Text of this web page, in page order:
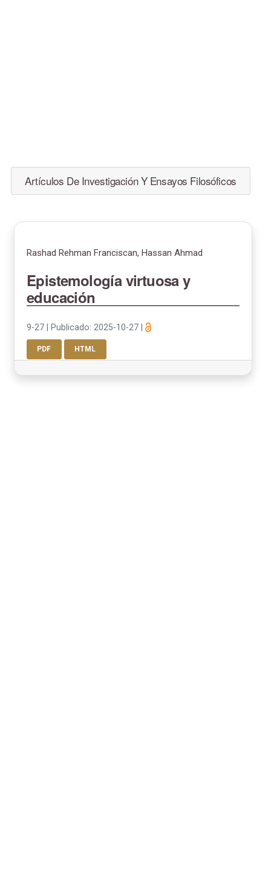
Artículos De Investigación Y Ensayos Filosóficos
Rashad Rehman Franciscan, Hassan Ahmad
Epistemología virtuosa y
educación
9-27 Publicado: 2025-10-27
PDF HTML